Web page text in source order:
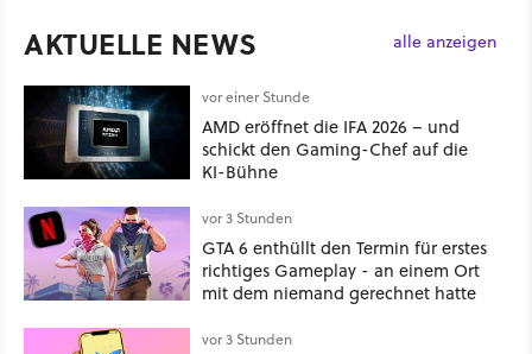
AKTUELLE NEWS alle anzeigen
vor einer Stunde
AMD eröffnet die IFA 2026 – und
schickt den Gaming-Chef auf die
KI-Bühne
vor 3 Stunden
GTA 6 enthüllt den Termin für erstes
richtiges Gameplay - an einem Ort
mit dem niemand gerechnet hatte
vor 3 Stunden